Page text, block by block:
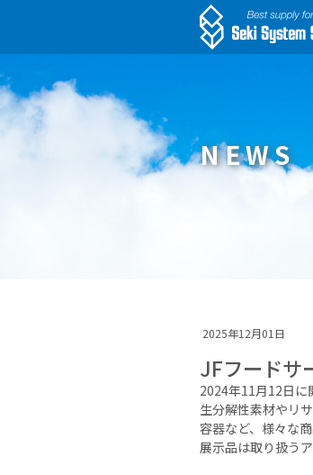
NEWS
2025年12月01日
JFフードサ
2024年11月12日に
生分解性素材やリ
容器など、様々な
展示品は取り扱う